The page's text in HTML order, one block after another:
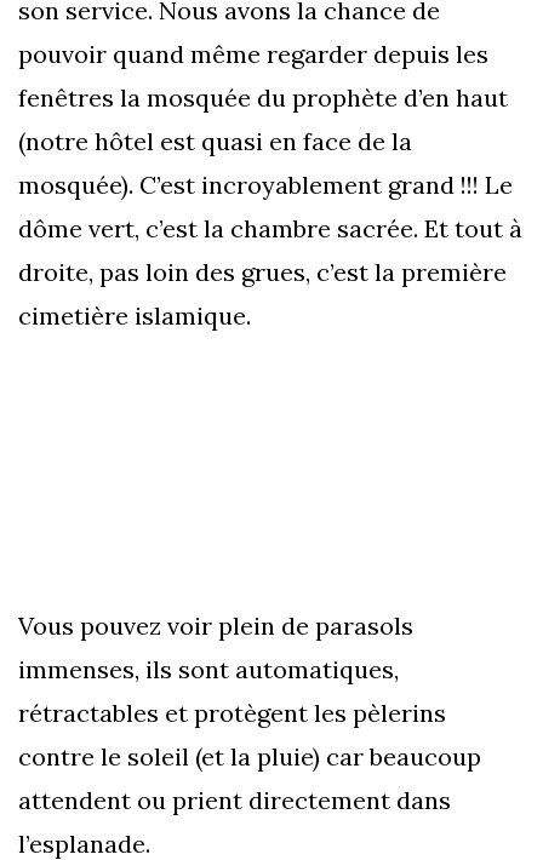
son service. Nous avons la chance de
pouvoir quand même regarder depuis les
fenêtres la mosquée du prophète d’en haut
(notre hôtel est quasi en face de la
mosquée). C’est incroyablement grand !!! Le
dôme vert, c’est la chambre sacrée. Et tout à
droite, pas loin des grues, c’est la première
cimetière islamique.
Vous pouvez voir plein de parasols
immenses, ils sont automatiques,
rétractables et protègent les pèlerins
contre le soleil (et la pluie) car beaucoup
attendent ou prient directement dans
l’esplanade.